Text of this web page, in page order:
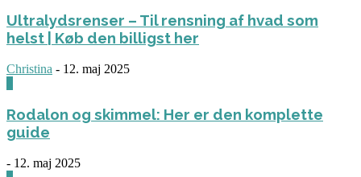
Ultralydsrenser – Til rensning af hvad som
helst | Køb den billigst her
Christina - 12. maj 2025
Rodalon og skimmel: Her er den komplette
guide
- 12. maj 2025